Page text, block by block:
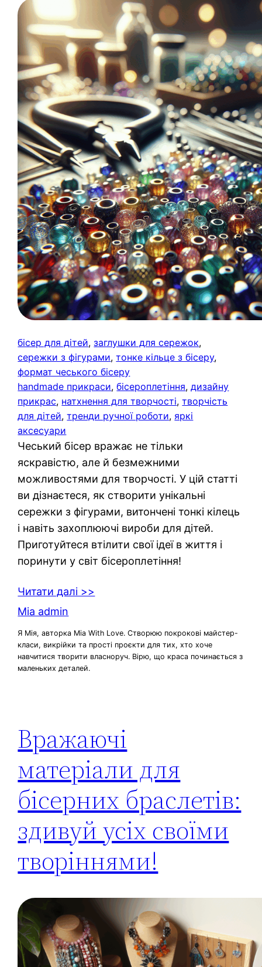
бісер для дітей, заглушки для сережок
сережки з фігурами, тонке кільце з бісеру
формат чеського бісеру
handmade прикраси, бісероплетіння, дизайну
прикрас, натхнення для творчості, творчість
для дітей, тренди ручної роботи, яркі
аксесуари
Чеський бісер вражає не тільки
яскравістю, але й безмежними
можливостями для творчості. У цій статті
ви дізнаєтеся, як створити унікальні
сережки з фігурами, витончені тонкі кілець
і навіть захоплюючі вироби для дітей.
Приготуйтеся втілити свої ідеї в життя і
поринути у світ бісероплетіння!
Читати далі >>
Mia admin
Я Мія, авторка Mia With Love. Створюю покрокові майстер-
класи, викрійки та прості проєкти для тих, хто хоче
навчитися творити власноруч. Вірю, що краса починається з
маленьких деталей.
Вражаючі
матеріали для
бісерних браслетів:
здивуй усіх своїми
творіннями!